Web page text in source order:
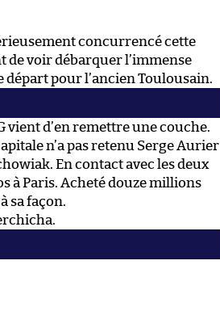
concurrencé cette
de voir débarquer l’immense
départ pour l’ancien Toulousain.
vient d’en remettre une couche.
n’a pas retenu Serge Aurier
En contact avec les deux
à Paris. Acheté douze millions
sa façon.